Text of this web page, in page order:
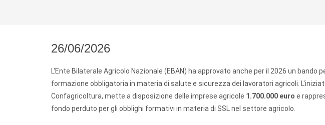
26/06/2026
L'Ente Bilaterale Agricolo Nazionale (EBAN) ha approvato anche per il 2026 un bando
formazione obbligatoria in materia di salute e sicurezza dei lavoratori agricoli.
Confagricoltura, mette a disposizione delle imprese agricole 1.700.000 euro e
fondo perduto per gli obblighi formativi in materia di SSL nel settore agricolo.